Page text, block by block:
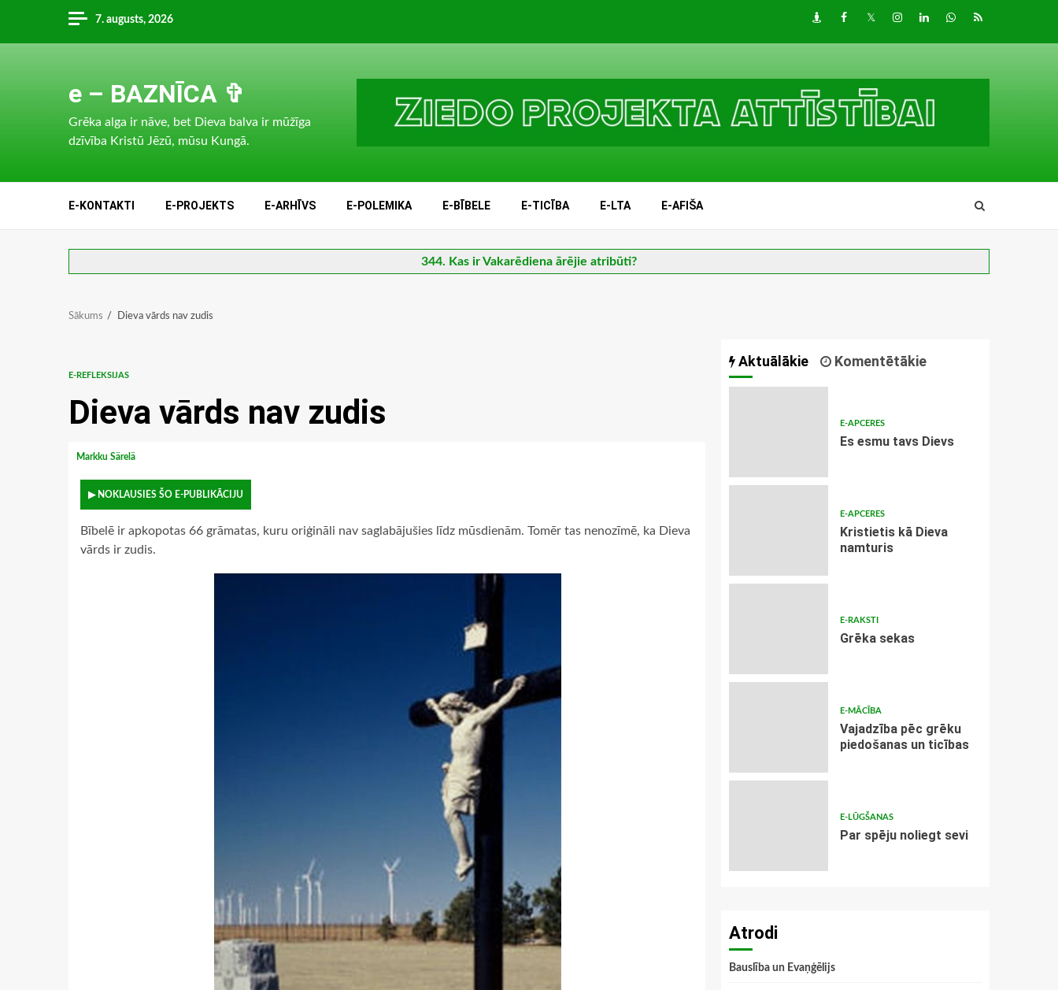
content
7. augusts, 2026 DraugiemFacebook
TwitterInstagram
LinkedInwhatsapp
RSS
e – BAZNĪCA ✞
Grēka alga ir nāve, bet Dieva balva ir mūžīga
dzīvība Kristū Jēzū, mūsu Kungā.
E-KONTAKTI E-PROJEKTS E-ARHĪVS E-POLEMIKA E-BĪBELE E-TICĪBA E-LTA E-AFIŠA
344. Kas ir Vakarēdiena ārējie atribūti?
Sākums Dieva vārds nav zudis
E-REFLEKSIJAS
Dieva vārds nav zudis
Markku Särelä
▶ NOKLAUSIES ŠO E-PUBLIKĀCIJU
Bībelē ir apkopotas 66 grāmatas, kuru oriģināli nav saglabājušies līdz mūsdienām. Tomēr tas nenozīmē, ka Dieva
vārds ir zudis.
Aktuālākie Komentētākie
E-APCERES
Es esmu tavs Dievs
E-APCERES
Kristietis kā Dieva
namturis
E-RAKSTI
Grēka sekas
E-MĀCĪBA
Vajadzība pēc grēku
piedošanas un ticības
E-LŪGŠANAS
Par spēju noliegt sevi
Atrodi
Bauslība un Evaņģēlijs